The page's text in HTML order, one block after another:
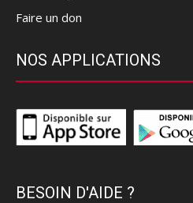
Faire un don
NOS APPLICATIONS
BESOIN D'AIDE ?